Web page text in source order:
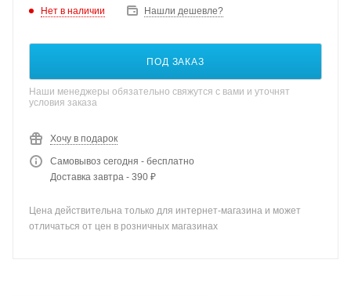
Нет в наличии Нашли дешевле?
ПОД ЗАКАЗ
Наши менеджеры обязательно свяжутся с вами и уточнят
условия заказа
Хочу в подарок
Самовывоз сегодня - бесплатно
Доставка завтра - 390 ₽
Цена действительна только для интернет-магазина и может
отличаться от цен в розничных магазинах